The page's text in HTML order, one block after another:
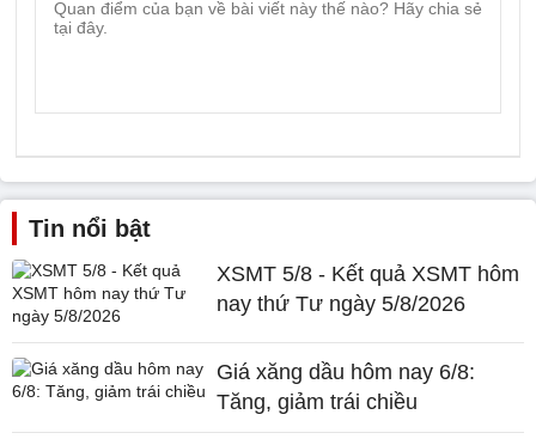
Tin nổi bật
XSMT 5/8 - Kết quả XSMT hôm
nay thứ Tư ngày 5/8/2026
Giá xăng dầu hôm nay 6/8:
Tăng, giảm trái chiều